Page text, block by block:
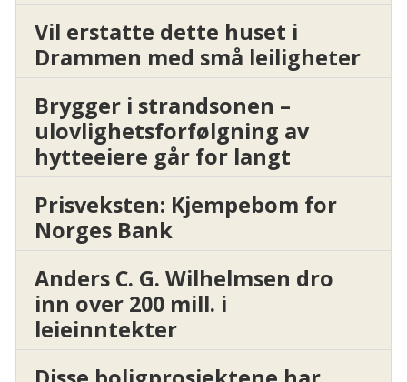
Vil erstatte dette huset i
Drammen med små leiligheter
Brygger i strandsonen –
ulovlighetsforfølgning av
hytteeiere går for langt
Prisveksten: Kjempebom for
Norges Bank
Anders C. G. Wilhelmsen dro
inn over 200 mill. i
leieinntekter